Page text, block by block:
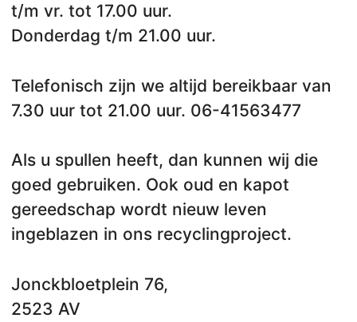
t/m vr. tot 17.00 uur.
Donderdag t/m 21.00 uur.
Telefonisch zijn we altijd bereikbaar van
7.30 uur tot 21.00 uur. 06-41563477
Als u spullen heeft, dan kunnen wij die
goed gebruiken. Ook oud en kapot
gereedschap wordt nieuw leven
ingeblazen in ons recyclingproject.
Jonckbloetplein 76,
2523 AV